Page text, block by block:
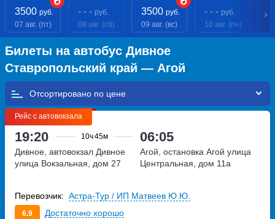
3500 руб.
07 авг. (пт)
- - - руб.
08 авг. (сб)
3500 руб.
09 авг. (вс)
- - - руб.
10 авг. (пн)
Билеты на автобус Дивное
Ставропольский край — Агой
Отсортировано по
Рейс с автовокзала
19:20 10ч45м 06:05
Дивное, автовокзал Дивное
улица Вокзальная, дом 27
Агой, остановка Агой улица
Центральная, дом 11а
6.9 Достаточно хорошо
Перевозчик: Астра-Тур / ИП Матвеев Ю.Ю.